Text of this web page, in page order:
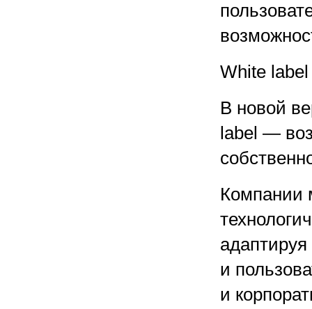
White
В новой
label —
Компании
и
и